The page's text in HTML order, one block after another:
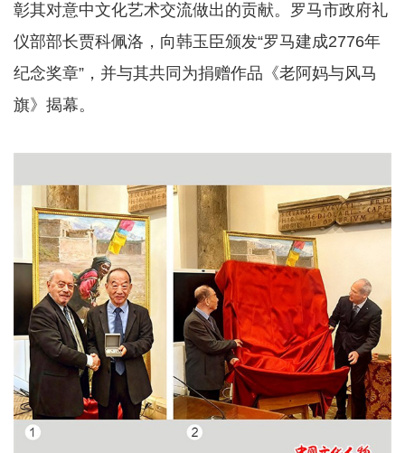
彰其对意中文化艺术交流做出的贡献。罗马市政府礼
仪部部长贾科佩洛，向韩玉臣颁发“罗马建成2776年
纪念奖章”，并与其共同为捐赠作品《老阿妈与风马
旗》揭幕。